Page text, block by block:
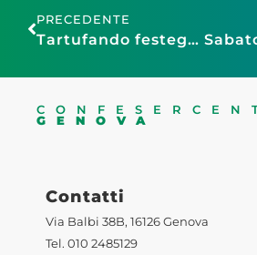
PRECEDENTE
Tartufando festeggia i 10 anni e torna in piazza Sarzano
GENOVA
Contatti
Via Balbi 38B, 16126 Genova
Tel. 010 2485129